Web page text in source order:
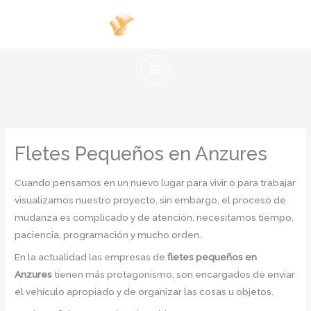
Fletes Pequeños en Anzures
Cuando pensamos en un nuevo lugar para vivir o para trabajar
visualizamos nuestro proyecto, sin embargo, el proceso de
mudanza es complicado y de atención, necesitamos tiempo,
paciencia, programación y mucho orden.
En la actualidad las empresas defletes pequeños en
Anzures tienen más protagonismo, son encargados de enviar
el vehículo apropiado y de organizar las cosas u objetos.